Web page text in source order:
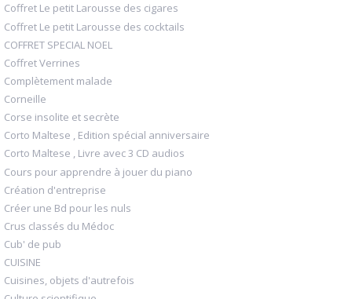
Coffret Le petit Larousse des cigares
Coffret Le petit Larousse des cocktails
COFFRET SPECIAL NOEL
Coffret Verrines
Complètement malade
Corneille
Corse insolite et secrète
Corto Maltese , Edition spécial anniversaire
Corto Maltese , Livre avec 3 CD audios
Cours pour apprendre à jouer du piano
Création d'entreprise
Créer une Bd pour les nuls
Crus classés du Médoc
Cub' de pub
CUISINE
Cuisines, objets d'autrefois